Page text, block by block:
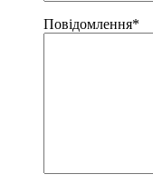
Повідомлення*